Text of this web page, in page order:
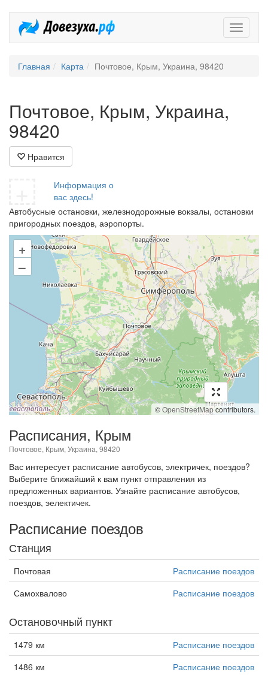
Главная Карта Почтовое, Крым, Украина, 98420
Почтовое, Крым, Украина,
98420
Нравится
Информация о
вас здесь!
Автобусные остановки, железнодорожные вокзалы, остановки
пригородных поездов, аэропорты.
+
–
©OpenStreetMapcontributors.
Расписания, Крым
Почтовое, Крым, Украина, 98420
Вас интересует расписание автобусов, электричек, поездов?
Выберите ближайший к вам пункт отправления из
предложенных вариантов. Узнайте расписание автобусов,
поездов, эелектичек.
Расписание поездов
Станция
Почтовая
Расписание поездов
Самохвалово
Расписание поездов
Остановочный пункт
1479 км
Расписание поездов
1486 км
Расписание поездов